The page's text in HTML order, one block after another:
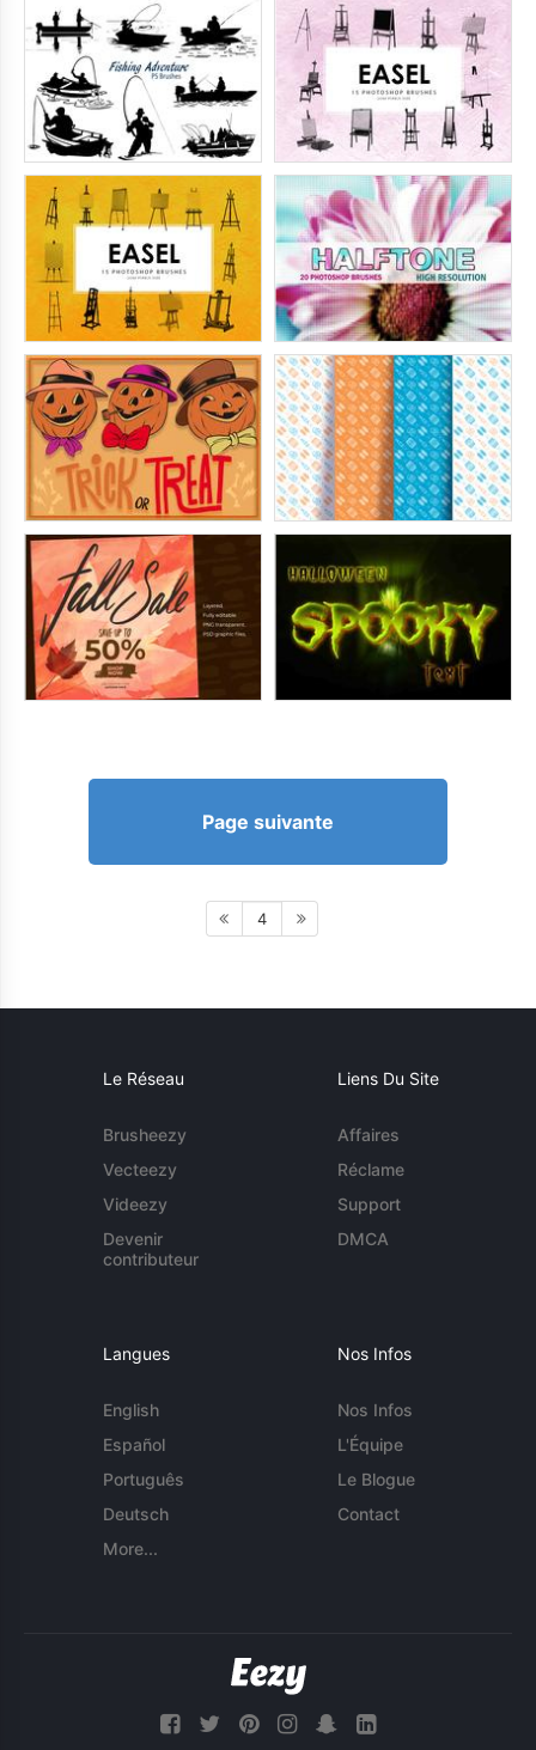
Page suivante
4
Le Réseau
Brusheezy
Vecteezy
Videezy
Devenir
contributeur
Liens Du Site
Affaires
Réclame
Support
DMCA
Langues
English
Español
Português
Deutsch
More...
Nos Infos
Nos Infos
L'Équipe
Le Blogue
Contact